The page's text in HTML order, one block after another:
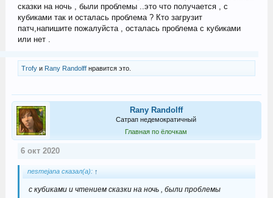
сказки на ночь , были проблемы ..это что получается , с
кубиками так и осталась проблема ? Кто загрузит
патч,напишите пожалуйста , осталась проблема с кубиками
или нет .
Trofyи Rany Randolffнравится это.
Rany Randolff
Сатрап недемократичный
Главная по ёлочкам
6 окт 2020
nesmejana сказал(а): ↑
с кубиками и чтением сказки на ночь , были проблемы